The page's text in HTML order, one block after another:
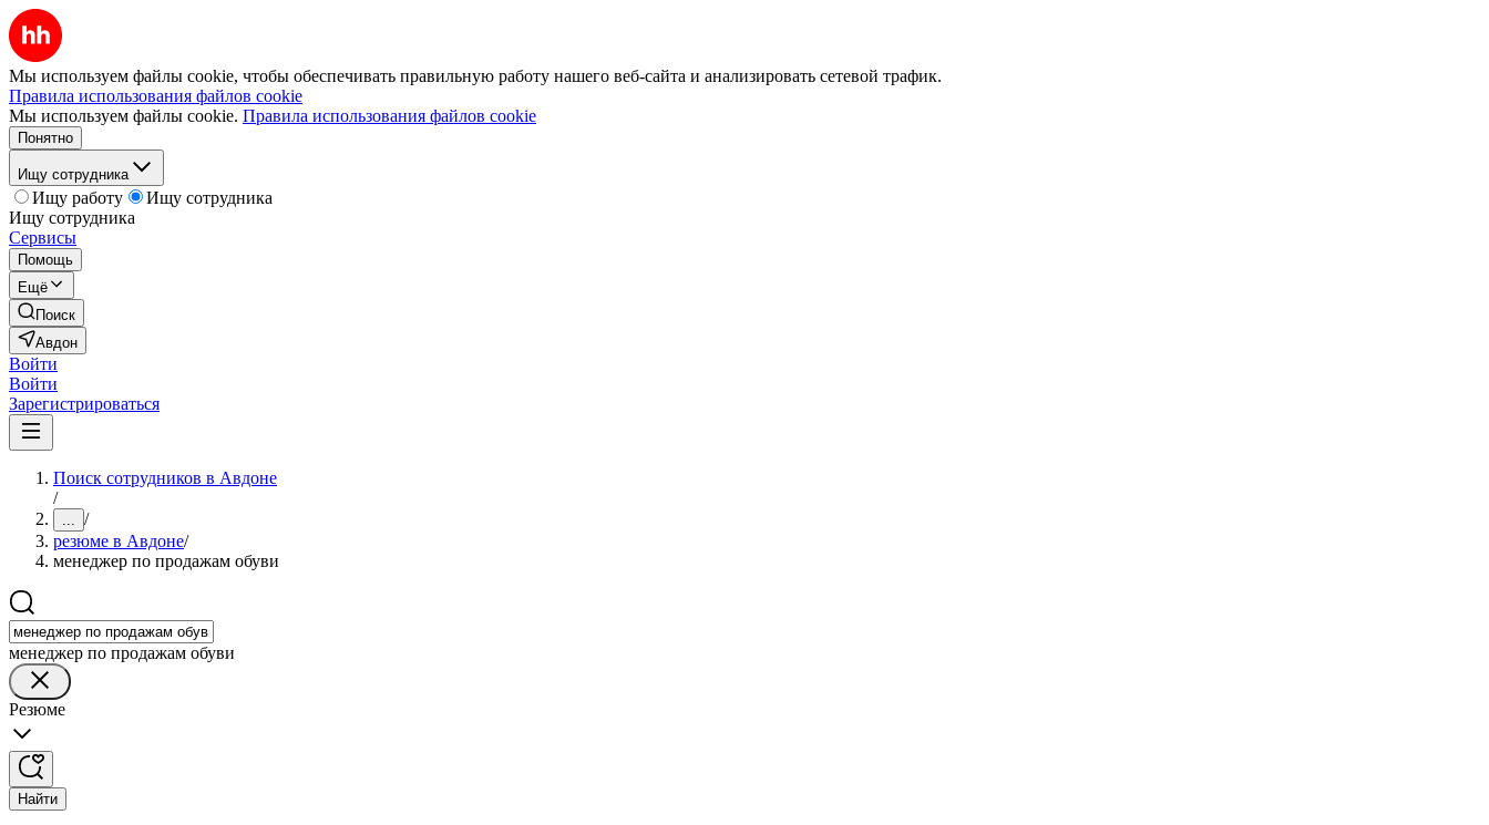
Мы используем файлы cookie, чтобы обеспечивать правильную работу нашего веб-сайта и анализировать сетевой трафик.
Правила использования файлов cookie
Мы используем файлы cookie. Правила использования файлов cookie
Понятно
Ищу сотрудника
Ищу работу
Ищу сотрудника
Ищу сотрудника
Сервисы
Помощь
Ещё
Поиск
Авдон
Войти
Войти
Зарегистрироваться
Поиск сотрудников в Авдоне
/
... /
резюме в Авдоне/
менеджер по продажам обуви
менеджер по продажам обуви
Резюме
Найти